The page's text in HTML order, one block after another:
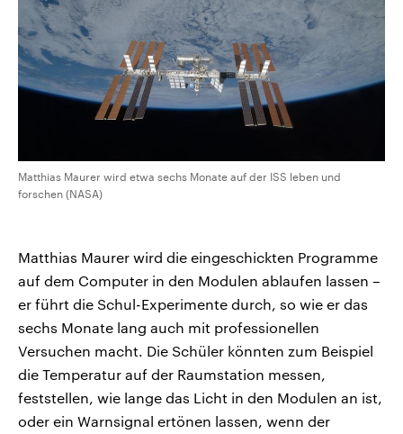
Matthias Maurer wird etwa sechs Monate auf der ISS leben und
forschen (NASA)
Matthias Maurer wird die eingeschickten Programme
auf dem Computer in den Modulen ablaufen lassen –
er führt die Schul-Experimente durch, so wie er das
sechs Monate lang auch mit professionellen
Versuchen macht. Die Schüler könnten zum Beispiel
die Temperatur auf der Raumstation messen,
feststellen, wie lange das Licht in den Modulen an ist,
oder ein Warnsignal ertönen lassen, wenn der